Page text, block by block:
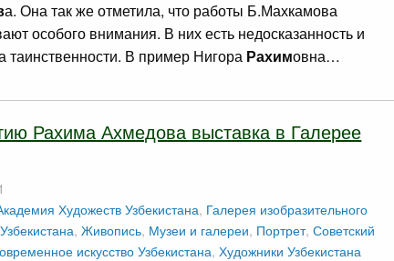
а. Она так же отметила, что работы Б.Махкамова
особого внимания. В них есть недосказанность и
таинственности. В пример Нигора Рахимовна…
Рахима Ахмедова выставка в Галерее
Художеств Узбекистана, Галерея изобразительного
,Живопись, Музеи и галереи, Портрет,Советский
искусство Узбекистана,Художники Узбекистана